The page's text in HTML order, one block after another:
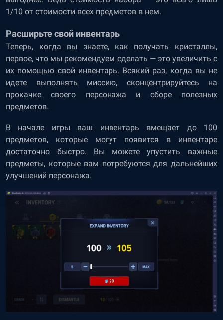
1/10 от стоимости всех предметов в нем.
Расширьте свой инвентарь
Теперь, когда вы знаете, как получать кристаллы,
первое, что мы рекомендуем сделать — это увеличить с
их помощью свой инвентарь. Всякий раз, когда вы не
идете выполнять миссию, сконцентрируйтесь на
прокачке своего персонажа и сборе полезных
предметов.
В начале игры ваш инвентарь вмещает до 100
предметов, которые могут появится в инвентаре
достаточно быстро. Вы можете упустить важные
предметы, которые вам потребуются для дальнейших
улучшений персонажа.